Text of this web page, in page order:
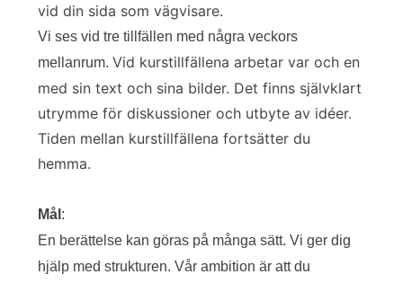
vid din sida som vägvisare.
Vi ses vid tre tillfällen med några veckors
mellanrum. Vid kurstillfällena arbetar var och en
med sin text och sina bilder. Det finns självklart
utrymme för diskussioner och utbyte av idéer.
Tiden mellan kurstillfällena fortsätter du
hemma.
Mål :
En berättelse kan göras på många sätt. Vi ger dig
hjälp med strukturen. Vår ambition är att du